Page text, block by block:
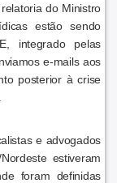
do Ministro
estão sendo
integrado pelas
e-mails aos
posterior à crise
e advogados
estiveram
foram definidas